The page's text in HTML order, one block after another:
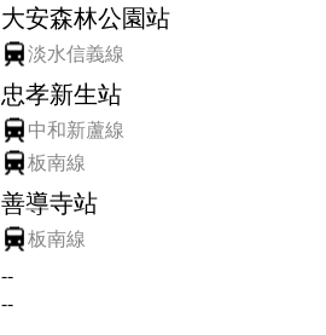
大安森林公園站
淡水信義線
忠孝新生站
中和新蘆線
板南線
善導寺站
板南線
--
--